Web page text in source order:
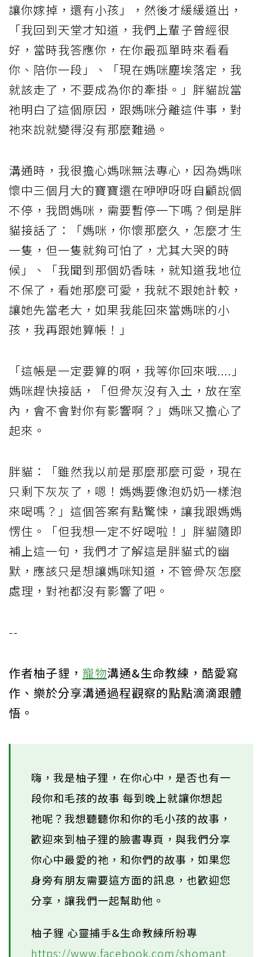
讓你嫁掉，還有小孩」，然後才緩緩道出，
「我回到天堂才知道，我們上輩子曾經很
好，當時我答應你，在你最孤單時來看看
你、陪你一段」、「現在媽咪塵埃落定，我
就該走了，不要成為你的牽掛。」胖貓說當
祂明白了這個原因，跟媽咪分離這件事，對
祂來說就變得沒有那麼難過。
溝通時，我很擔心媽咪無法專心，因為媽咪
懷中三個月大的寶寶還在咿咿呀呀自顧說個
不停，我問媽咪，需要暫停一下嗎？倒是胖
貓接話了：「媽咪，你懷那麼久，怎麼才生
一隻，但一隻就夠可怕了，尤其大哭的時
候」、「我聞到那個奶香味，就知道我地位
不保了，看她那麼可愛，我就不跟她計較，
讓她先當老大，如果我能回來當媽咪的小
孩，我再跟她算帳！」
「這帳是一定要算的啊，我等你回來哦....」
媽咪趕快接話，「但骨灰沒有入土，放在室
內，會不會對你有影響啊？」媽咪又擔心了
起來。
胖貓：「雖然我以前是那麼那麼可愛，現在
只剩下灰灰了，嗯！媽媽要像泡奶奶一樣泡
來喝嗎？」這個答案有點驚悚，讓我跟媽媽
愣住。「但我想一定不好喝啦！」胖貓隨即
補上這一句，我們才了解這是胖貓式的幽
默，應該只是想讓媽咪知道，不管骨灰怎麼
處理，對祂都沒有影響了吧。
--
作者柚子貍， 寵物溝通&生命教練，酷愛寫
作、樂於分享溝通過程觀察的點點滴滴跟體
悟。
嗨，我是柚子狸，在你心中，是否也有一
段你和毛孩的故事 每到晚上就讓你想起
祂呢？我想聽聽你和你的毛小孩的故事，
歡迎來到柚子狸的臉書專頁，與我們分享
你心中最愛的祂，和你們的故事，如果您
身旁有朋友需要這方面的訊息，也歡迎您
分享，讓我們一起幫助他。
柚子貍 心靈捕手&生命教練所粉專
https://www.facebook.com/shomant